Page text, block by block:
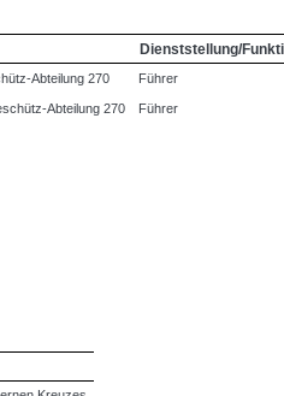
Dienststellung/
Abteilung 270 Führer
Abteilung 270 Führer